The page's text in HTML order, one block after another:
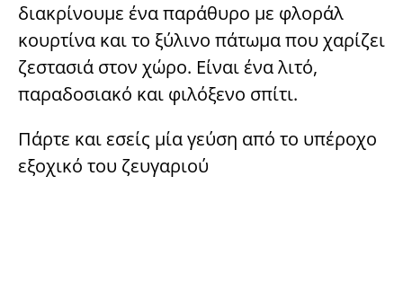
διακρίνουμε ένα παράθυρο με φλοράλ
κουρτίνα και το ξύλινο πάτωμα που χαρίζει
ζεστασιά στον χώρο. Είναι ένα λιτό,
παραδοσιακό και φιλόξενο σπίτι.
Πάρτε και εσείς μία γεύση από το υπέροχο
εξοχικό του ζευγαριού